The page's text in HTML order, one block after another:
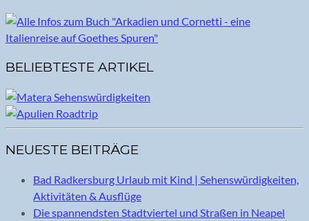
BELIEBTESTE ARTIKEL
NEUESTE BEITRÄGE
Bad Radkersburg Urlaub mit Kind | Sehenswürdigkeiten,
Aktivitäten & Ausflüge
Die spannendsten Stadtviertel und Straßen in Neapel